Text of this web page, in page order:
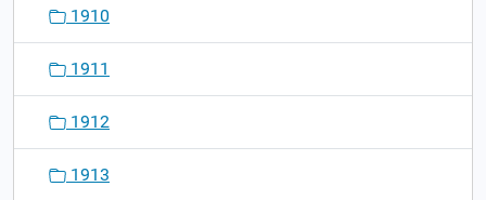
1910
1911
1912
1913